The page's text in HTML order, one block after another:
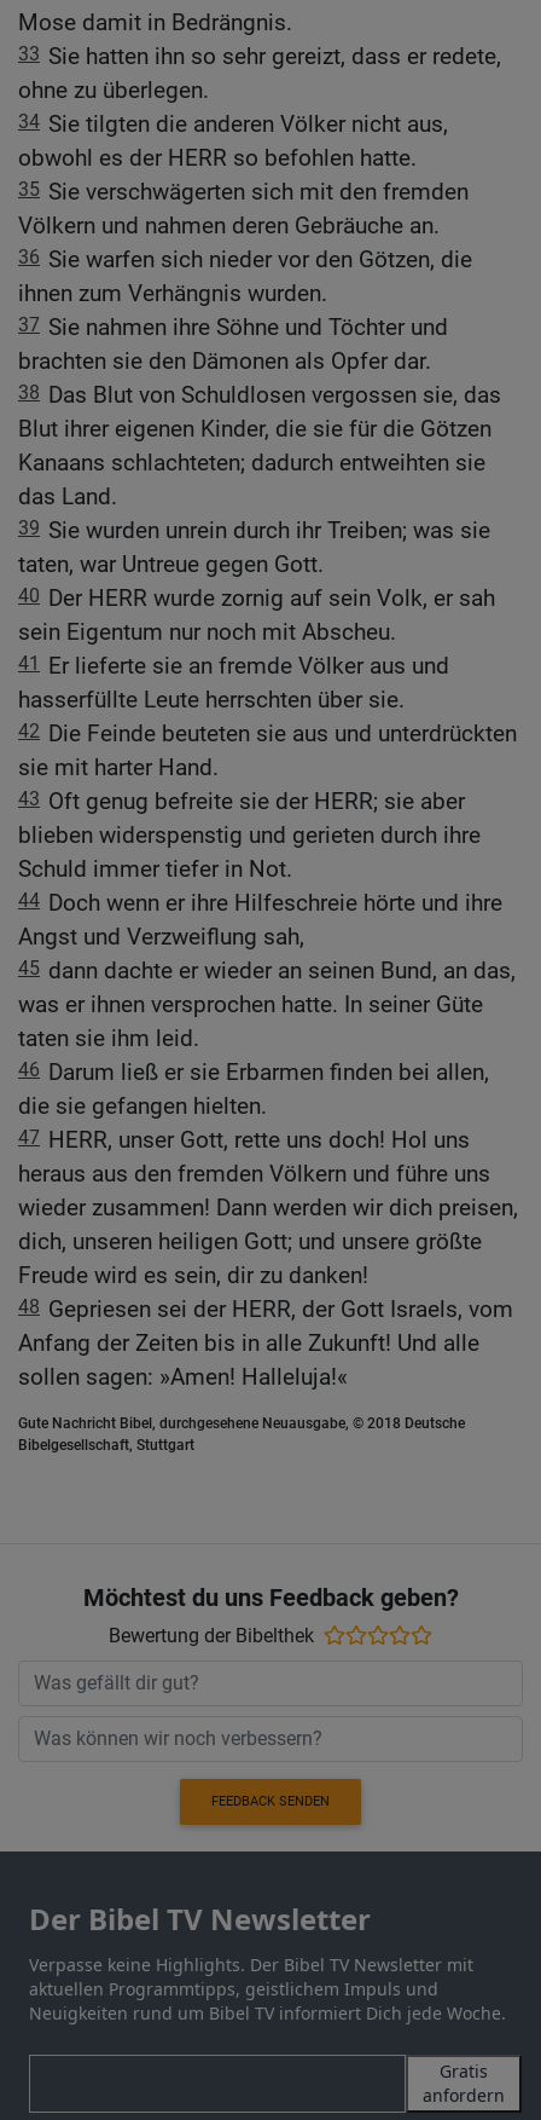
Mose damit in Bedrängnis.
33 Sie hatten ihn so sehr gereizt, dass er redete,
ohne zu überlegen.
34 Sie tilgten die anderen Völker nicht aus,
obwohl es der HERR so befohlen hatte.
35 Sie verschwägerten sich mit den fremden
Völkern und nahmen deren Gebräuche an.
36 Sie warfen sich nieder vor den Götzen, die
ihnen zum Verhängnis wurden.
37 Sie nahmen ihre Söhne und Töchter und
brachten sie den Dämonen als Opfer dar.
38 Das Blut von Schuldlosen vergossen sie, das
Blut ihrer eigenen Kinder, die sie für die Götzen
Kanaans schlachteten; dadurch entweihten sie
das Land.
39 Sie wurden unrein durch ihr Treiben; was sie
taten, war Untreue gegen Gott.
40 Der HERR wurde zornig auf sein Volk, er sah
sein Eigentum nur noch mit Abscheu.
41
Er lieferte sie an fremde Völker aus und
hasserfüllte Leute herrschten über sie.
42 Die Feinde beuteten sie aus und unterdrückten
sie mit harter Hand.
43 Oft genug befreite sie der HERR; sie aber
blieben widerspenstig und gerieten durch ihre
Schuld immer tiefer in Not.
44 Doch wenn er ihre Hilfeschreie hörte und ihre
Angst und Verzweiflung sah,
45 dann dachte er wieder an seinen Bund, an das,
was er ihnen versprochen hatte. In seiner Güte
taten sie ihm leid.
46 Darum ließ er sie Erbarmen finden bei allen,
die sie gefangen hielten.
47 HERR, unser Gott, rette uns doch! Hol uns
heraus aus den fremden Völkern und führe uns
wieder zusammen! Dann werden wir dich preisen,
dich, unseren heiligen Gott; und unsere größte
Freude wird es sein, dir zu danken!
48 Gepriesen sei der HERR, der Gott Israels, vom
Anfang der Zeiten bis in alle Zukunft! Und alle
sollen sagen: »Amen! Halleluja!«
Gute Nachricht Bibel, durchgesehene Neuausgabe, © 2018 Deutsche
Bibelgesellschaft, Stuttgart
Möchtest du uns Feedback geben?
Bewertung der Bibelthek
FEEDBACK SENDEN
Der Bibel TV Newsletter
Verpasse keine Highlights. Der Bibel TV Newsletter mit
aktuellen Programmtipps, geistlichem Impuls und
Neuigkeiten rund um Bibel TV informiert Dich jede Woche.
Gratis
anfordern